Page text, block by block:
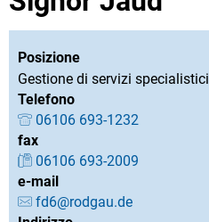
Posizione
Gestione di servizi specialistici
Telefono
06106 693-1232
fax
06106 693-2009
e-mail
fd6@rodgau.de